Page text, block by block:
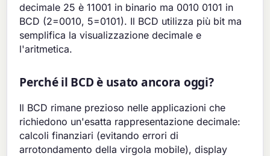
decimale 25 è 11001 in binario ma 0010 0101 in
BCD (2=0010, 5=0101). Il BCD utilizza più bit ma
semplifica la visualizzazione decimale e
l'aritmetica.
Perché il BCD è usato ancora oggi?
Il BCD rimane prezioso nelle applicazioni che
richiedono un'esatta rappresentazione decimale:
calcoli finanziari (evitando errori di
arrotondamento della virgola mobile), display